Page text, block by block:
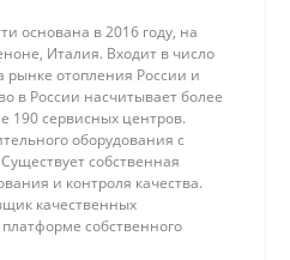
основана в 2016 году, на
Италия. Входит в число
отопления России и
в России насчитывает более
190 сервисных центров.
оборудования с
собственная
и контроля качества.
качественных
собственного